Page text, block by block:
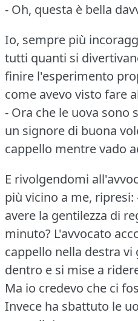
- Oh, questa è bella
Io, sempre più
tutti quanti si
finire l'esperimento
come avevo visto fare
- Ora che le uova sono
un signore di buona
cappello mentre vado
E rivolgendomi
più vicino a me, ripresi:
avere la gentilezza di
minuto? L'avvocato
cappello nella destra
dentro e si mise a
Ma io credevo che ci
Invece ha sbattuto le